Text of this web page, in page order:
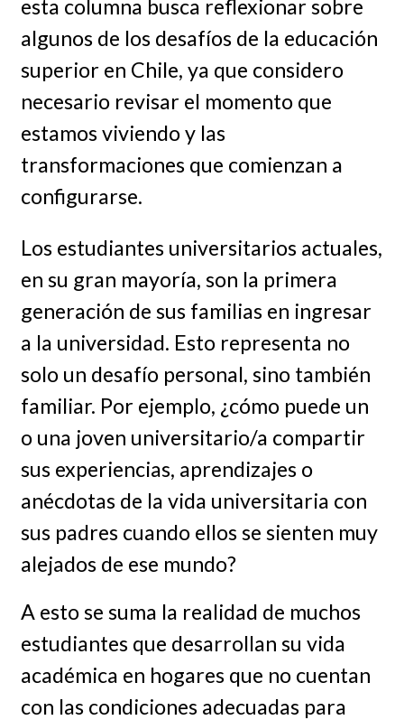
esta columna busca reflexionar sobre
algunos de los desafíos de la educación
superior en Chile, ya que considero
necesario revisar el momento que
estamos viviendo y las
transformaciones que comienzan a
configurarse.
Los estudiantes universitarios actuales,
en su gran mayoría, son la primera
generación de sus familias en ingresar
a la universidad. Esto representa no
solo un desafío personal, sino también
familiar. Por ejemplo, ¿cómo puede un
o una joven universitario/a compartir
sus experiencias, aprendizajes o
anécdotas de la vida universitaria con
sus padres cuando ellos se sienten muy
alejados de ese mundo?
A esto se suma la realidad de muchos
estudiantes que desarrollan su vida
académica en hogares que no cuentan
con las condiciones adecuadas para